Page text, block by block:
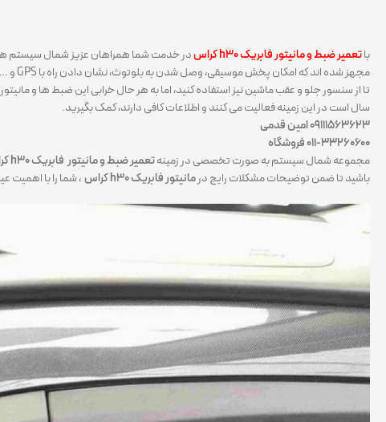
باتعمیر ضبط و مانیتورفابریک h30 کراس
در خدمت شما همراهان عزیز شمال سیستم
مجهز شده اند که امکان پخش موسیقی، وصل شدن به بلوتوث، نشان دادن راه با GPS و … را برای افراد فراهم کرده اند. اگرچه استفاده از این تکنولوژی می تواند ایمنی رانندگی شما را چندین برابر کند و به شما این امکان را بدهد.
تا از سنسور جلو و عقب ماشین نیز استفاده کنید، اما به هر حال خرابی این ضبط ها و
سال است در این زمینه فعالیت می کنند و اطلاعات کافی دارند، کمک بگیرید.
۰۹۱۱۱۵۶۳۶۲۳ امین قدمی
۰۱۱-۳۳۲۶۰۶۰۰فروشگاه
مجموعه شمال سیستم به صورت تخصصی در زمینهتعمیر ضبط و مانیتور فابریک h30 کراس
باشید تا ضمن توضیحات مشکلات رایج درمانیتور فابریک h30 کراس ، شما را با اهمیت